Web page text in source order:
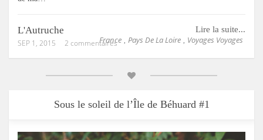
Lire la suite...
France Pays De La Loire Voyages Voyages
L'Autruche
SEP 1, 2015 2 commentaires
Sous le soleil de l’Île de Béhuard #1